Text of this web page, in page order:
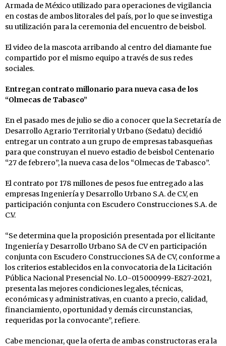
Armada de México utilizado para operaciones de vigilancia
en costas de ambos litorales del país, por lo que se investiga
su utilización para la ceremonia del encuentro de beisbol.
El video de la mascota arribando al centro del diamante fue
compartido por el mismo equipo a través de sus redes
sociales.
Entregan contrato millonario para nueva casa de los
“Olmecas de Tabasco”
En el pasado mes de julio se dio a conocer que la Secretaría de
Desarrollo Agrario Territorial y Urbano (Sedatu) decidió
entregar un contrato a un grupo de empresas tabasqueñas
para que construyan el nuevo estadio de beisbol Centenario
“27 de febrero”, la nueva casa de los “Olmecas de Tabasco”.
El contrato por 178 millones de pesos fue entregado a las
empresas Ingeniería y Desarrollo Urbano S.A. de C.V, en
participación conjunta con Escudero Construcciones S.A. de
C.V.
“Se determina que la proposición presentada por el licitante
Ingeniería y Desarrollo Urbano SA de CV en participación
conjunta con Escudero Construcciones SA de CV, conforme a
los criterios establecidos en la convocatoria de la Licitación
Pública Nacional Presencial No. LO-015000999-E827-2021,
presenta las mejores condiciones legales, técnicas,
económicas y administrativas, en cuanto a precio, calidad,
financiamiento, oportunidad y demás circunstancias,
requeridas por la convocante”, refiere.
Cabe mencionar, que la oferta de ambas constructoras era la